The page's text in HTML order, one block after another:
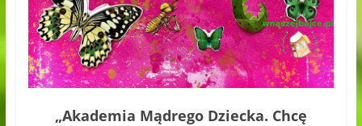
„Akademia Mądrego Dziecka. Chcę